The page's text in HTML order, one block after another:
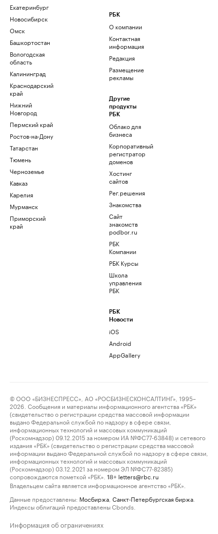
Екатеринбург
Новосибирск
Омск
Башкортостан
Вологодская
область
Калининград
Краснодарский
край
Нижний
Новгород
Пермский край
Ростов-на-Дону
Татарстан
Тюмень
Черноземье
Кавказ
Карелия
Мурманск
Приморский
край
РБК
О компании
Контактная
информация
Редакция
Размещение
рекламы
Другие
продукты
РБК
Облако для
бизнеса
Корпоративный
регистратор
доменов
Хостинг
сайтов
Рег.решения
Знакомства
Сайт
знакомств
podbor.ru
РБК
Компании
РБК Курсы
Школа
управления
РБК
РБК
Новости
iOS
Android
AppGallery
© ООО «БИЗНЕСПРЕСС», АО «РОСБИЗНЕСКОНСАЛТИНГ», 1995–
2026. Сообщения и материалы информационного агентства «РБК»
(свидетельство о регистрации средства массовой информации
выдано Федеральной службой по надзору в сфере связи,
информационных технологий и массовых коммуникаций
(Роскомнадзор) 09.12.2015 за номером ИА №ФС77-63848) и сетевого
издания «РБК» (свидетельство о регистрации средства массовой
информации выдано Федеральной службой по надзору в сфере связи,
информационных технологий и массовых коммуникаций
(Роскомнадзор) 03.12.2021 за номером ЭЛ №ФС77-82385)
сопровождаются пометкой «РБК».
18+ letters@rbc.ru
Владельцем сайта является информационное агентство «РБК».
Данные предоставлены: Мосбиржа Санкт-Петербургская биржа
Индексы облигаций предоставлены Cbonds.
Информация об ограничениях